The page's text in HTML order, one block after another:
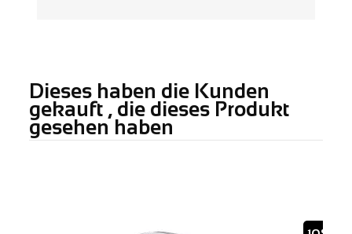
Dieses haben die Kunden
gekauft , die dieses Produkt
gesehen haben